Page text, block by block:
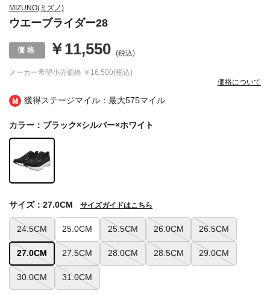
獲得ステージマイル：最大575マイル
MIZUNO(ミズノ)
ウエーブライダー28
メーカー希望小売価格 ￥16,500(税込)
￥11,550 (税込)
価格について
カラー：ブラック×シルバー×ホワイト
24.5CM 25.0CM 25.5CM 26.0CM 26.5CM
27.0CM 27.5CM 28.0CM 28.5CM 29.0CM
30.0CM 31.0CM
サイズ：27.0CM サイズガイドはこちら